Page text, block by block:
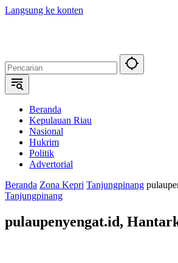
Langsung ke konten
Beranda
Kepulauan Riau
Nasional
Hukrim
Politik
Advertorial
Beranda Zona Kepri Tanjungpinang
Tanjungpinang
pulaupenyengat.id,